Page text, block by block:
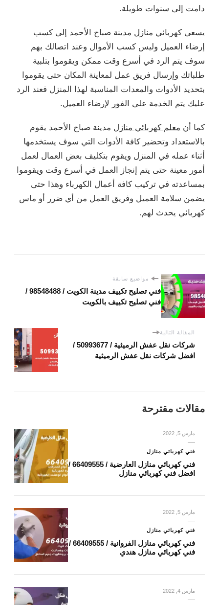
دامت إلى سنوات طويلة.
يسعى كهربائي منازل مدينة صباح الأحمد إلى كسب
إرضاء العميل وليس كسب الأموال وعند اتصالك بهم
سوف يتم الرد في أسرع وقت ممكن ويقوموا بتلبية
طلباتك وإرسال فريق عمل لمعاينة المكان حتى يقوموا
بتحديد الأدوات والمعدات المناسبة لهذا المنزل فعند الرد
عليك يتم الخدمة على الفور لإرضاء العميل.
كما أن معلم كهربائي منازل مدينة صباح الأحمد يقوم
بالاستعداد وتحضير كافة الأدوات التي سوف يستخدمها
أثناء عمله في المنزل ويقوم بتكليف بعض العمال لعمل
أمور معينة حتى يتم إنجاز العمل في أسرع وقت ويقوموا
بمساعدته في تركيب كافة أعمال الكهرباء وهذا حتى
يضمن سلامة العميل وفريق العمل من أي ضرر أو ماس
كهربائي يحدث لهم.
مواضيع سابقة
فني تصليح تكييف مدينة الكويت / 98548488 /
فني تصليح تكييف بالكويت
المقالة التالية
شركات نقل عفش الرميثية / 50993677 /
افضل شركات نقل عفش الرميثية
مقالات مقترحة
مارس 5, 2022
فني كهربائي منازل
فني كهربائي منازل العارضية / 66409555 /
افضل فني كهربائي منازل
مارس 5, 2022
فني كهربائي منازل
فني كهربائي منازل الفروانية / 66409555 /
فني كهربائي منازل هندي
مارس 4, 2022